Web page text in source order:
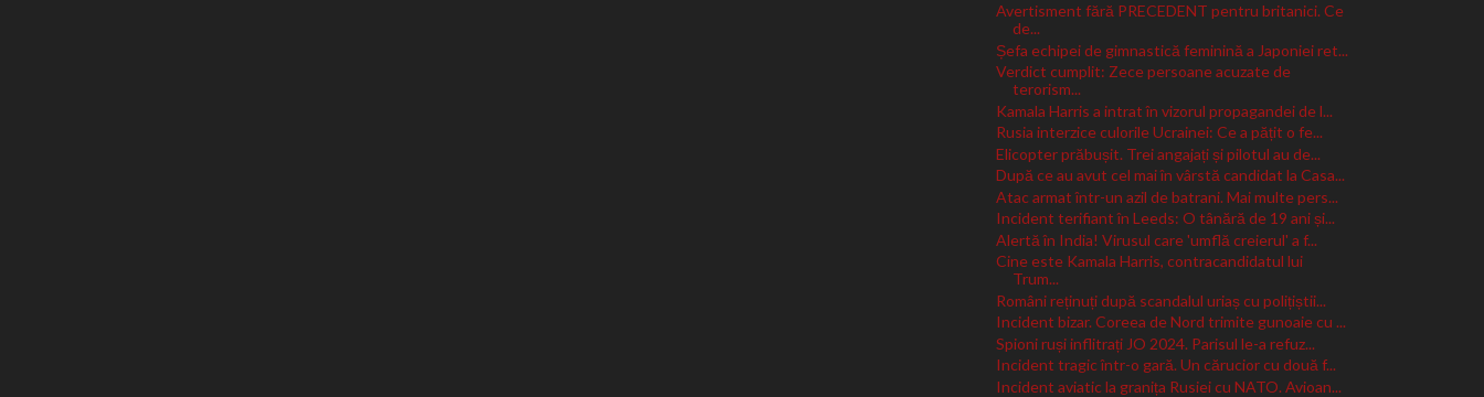
Avertisment fără PRECEDENT pentru britanici. Ce
de...
Șefa echipei de gimnastică feminină a Japoniei ret...
Verdict cumplit: Zece persoane acuzate de
terorism...
Kamala Harris a intrat în vizorul propagandei de l...
Rusia interzice culorile Ucrainei: Ce a pățit o fe...
Elicopter prăbușit. Trei angajați și pilotul au de...
După ce au avut cel mai în vârstă candidat la Casa...
Atac armat într-un azil de batrani. Mai multe pers...
Incident terifiant în Leeds: O tânără de 19 ani și...
Alertă în India! Virusul care 'umflă creierul' a f...
Cine este Kamala Harris, contracandidatul lui
Trum...
Români reținuți după scandalul uriaș cu polițiștii...
Incident bizar. Coreea de Nord trimite gunoaie cu ...
Spioni ruși inflitrați JO 2024. Parisul le-a refuz...
Incident tragic într-o gară. Un cărucior cu două f...
Incident aviatic la granița Rusiei cu NATO. Avioan...